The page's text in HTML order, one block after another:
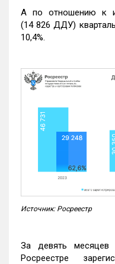
А по отношению к
(14 826 ДДУ)
10,4%.
Источник: Росреестр
За девять месяцев
Росреестре